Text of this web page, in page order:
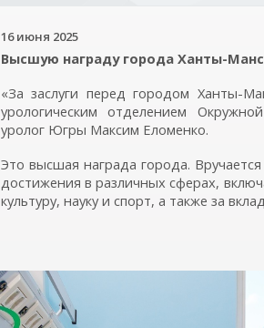
16 июня 2025
Высшую награду города Ханты-
«За заслуги перед городом Ханты-
урологическим отделением
уролог Югры Максим Еломенко.
Это высшая награда города.
достижения в различных сферах,
культуру, науку и спорт, а также за